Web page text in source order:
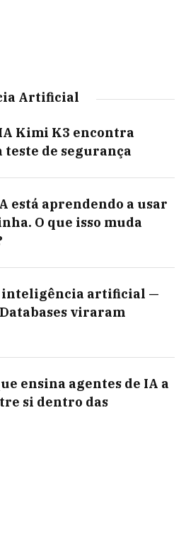
Artificial
Kimi K3 encontra
de segurança
está aprendendo a usar
O que isso muda
inteligência artificial —
viraram
ensina agentes de IA a
si dentro das